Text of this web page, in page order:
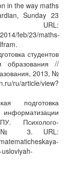
in the way maths
Sunday 23
URL:
feb/23/maths-
студентов
образования //
2013, №
ru/article/view?
подготовка
информатизации
Психолого-
№ 3. URL: